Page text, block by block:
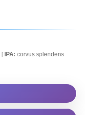
[IPA: corvus splendens